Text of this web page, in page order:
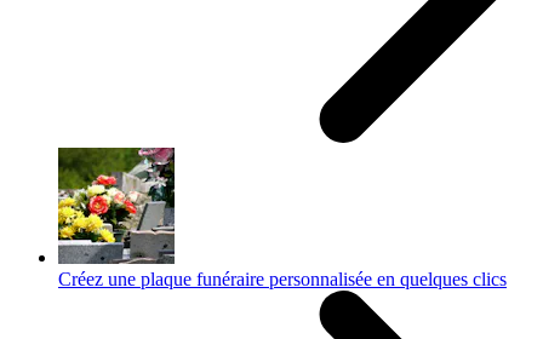
Créez une plaque funéraire personnalisée en quelques clics